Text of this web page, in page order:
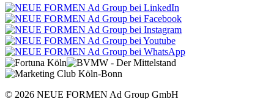
© 2026 NEUE FORMEN Ad Group GmbH